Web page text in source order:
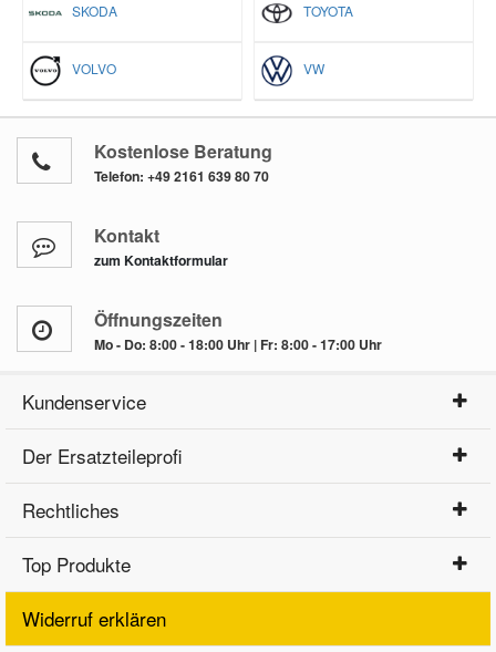
SKODA TOYOTA
VOLVO VW
Kostenlose Beratung
Telefon: +49 2161 639 80 70
Kontakt
zum Kontaktformular
Öffnungszeiten
Mo - Do: 8:00 - 18:00 Uhr | Fr: 8:00 - 17:00 Uhr
Kundenservice
Der Ersatzteileprofi
Rechtliches
Top Produkte
Widerruf erklären